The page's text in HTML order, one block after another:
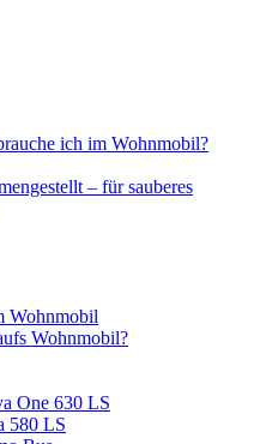
ich im Wohnmobil?
– für sauberes
Wohnmobil
Wohnmobil?
One 630 LS
580 LS